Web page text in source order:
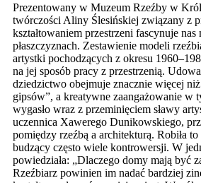
Prezentowany w Muzeum Rzeźby w
twórczości Aliny Ślesińskiej związany z
kształtowaniem przestrzeni fascynuje nas
płaszczyznach. Zestawienie modeli
artystki pochodzących z okresu
na jej sposób pracy z przestrzenią.
dziedzictwo obejmuje znacznie więcej
gipsów”, a kreatywne zaangażowanie w
wygasło wraz z przeminięciem sławy
uczennica Xawerego Dunikowskiego,
pomiędzy rzeźbą a architekturą. Robiła
budzący często wiele kontrowersji. W
powiedziała: „Dlaczego domy mają być
Rzeźbiarz powinien im nadać bardziej